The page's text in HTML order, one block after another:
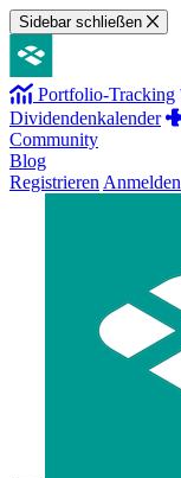
Sidebar schließen
Portfolio-Tracking
Dividendenkalender
Community
Blog
Registrieren Anmelden